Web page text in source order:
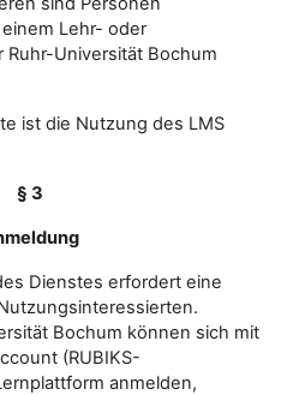
Lehr- oder
Universität Bochum
ist die Nutzung des LMS
§ 3
Dienstes erfordert eine
Bochum können sich mit
(RUBIKS-
anmelden,